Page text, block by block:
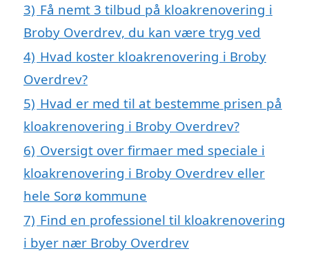
3) Få nemt 3 tilbud på kloakrenovering i
Broby Overdrev, du kan være tryg ved
4) Hvad koster kloakrenovering i Broby
Overdrev?
5) Hvad er med til at bestemme prisen på
kloakrenovering i Broby Overdrev?
6) Oversigt over firmaer med speciale i
kloakrenovering i Broby Overdrev eller
hele Sorø kommune
7) Find en professionel til kloakrenovering
i byer nær Broby Overdrev